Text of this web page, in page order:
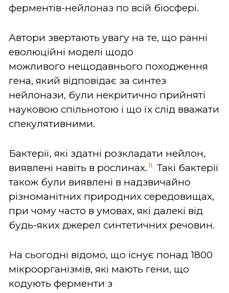
ферментів-нейлоназ по всій біосфері.
Автори звертають увагу на те, що ранні
еволюційні моделі щодо
можливого нещодавнього походження
гена, який відповідає за синтез
нейлонази, були некритично прийняті
науковою спільнотою і що їх слід вважати
спекулятивними.
Бактерії, які здатні розкладати нейлон,
виявлені навіть в рослинах. 11
Такі бактерії
також були виявлені в надзвичайно
різноманітних природних середовищах,
при чому часто в умовах, які далекі від
будь-яких джерел синтетичних речовин.
На сьогодні відомо, що існує понад 1800
мікроорганізмів, які мають гени, що
кодують ферменти з